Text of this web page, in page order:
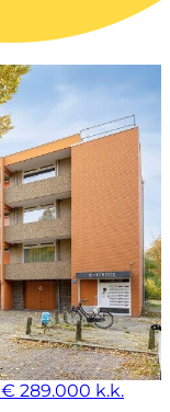
€ 289.000 k.k.